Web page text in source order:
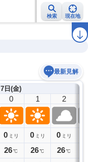
検索 現在地
ラ
最新見解
7日(金)
0
0 ミリ
26℃
1
0 ミリ
26℃
2
0 ミリ
26℃